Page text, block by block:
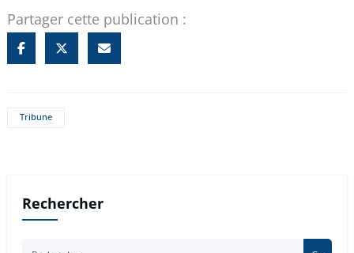
Partager cette publication :
Tribune
Rechercher